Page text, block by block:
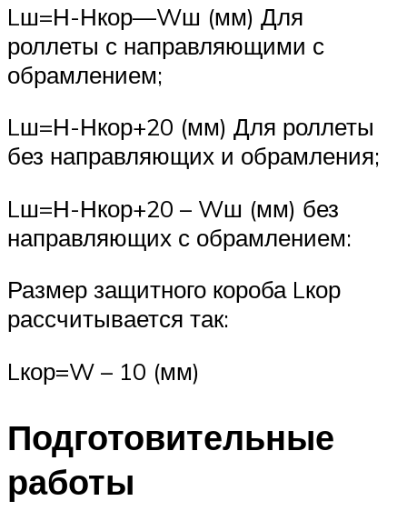
Lш=Н-Нкор—Wш (мм) Для
роллеты с направляющими с
обрамлением;
Lш=Н-Нкор+20 (мм) Для роллеты
без направляющих и обрамления;
Lш=Н-Нкор+20 – Wш (мм) без
направляющих с обрамлением:
Размер защитного короба Lкор
рассчитывается так:
Lкор=W – 10 (мм)
Подготовительные
работы